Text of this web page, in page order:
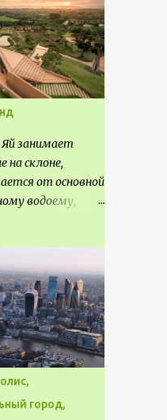
в данной
занимает
на склоне,
от основной
водоему,
для
но и
площадку,
свободно
заведение.
город,